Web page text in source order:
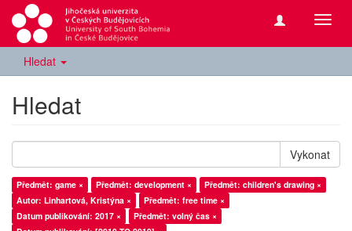
Hledat
Hledat
Vykonat
Předmět: game × Předmět: development ×
Předmět: children's drawing ×
Autor: Linhartová, Kristýna ×
Předmět: free time ×
Datum publikování: 2017 ×
Předmět: volný čas ×